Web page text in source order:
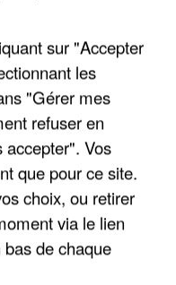
PAR UNE
SAVOIEsur "Accepter
les
"Gérer mes
refuser en
accepter". Vos
que pour ce site.
choix, ou retirer
via le lien
de chaque